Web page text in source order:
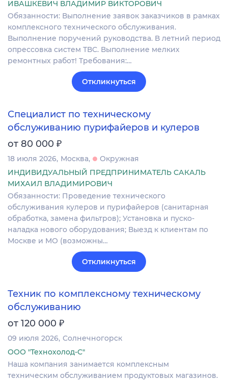
ИВАШКЕВИЧ ВЛАДИМИР ВИКТОРОВИЧ
Обязанности: Выполнение заявок заказчиков в рамках
комплексного технического обслуживания.
Выполнение поручений руководства. В летний период
опрессовка систем ТВС. Выполнение мелких
ремонтных работ! Требования:…
Откликнуться
Специалист по техническому
обслуживанию пурифайеров и кулеров
от 80 000 ₽
18 июля 2026 Москва
Окружная
ИНДИВИДУАЛЬНЫЙ ПРЕДПРИНИМАТЕЛЬ САКАЛЬ
МИХАИЛ ВЛАДИМИРОВИЧ
Обязанности: Проведение технического
обслуживания кулеров и пурифайеров (санитарная
обработка, замена фильтров); Установка и пуско-
наладка нового оборудования; Выезд к клиентам по
Москве и МО (возможны…
Откликнуться
Техник по комплексному техническому
обслуживанию
от 120 000 ₽
09 июля 2026 Солнечногорск
ООО "Технохолод-С"
Наша компания занимается комплексным
техническим обслуживанием продуктовых магазинов.